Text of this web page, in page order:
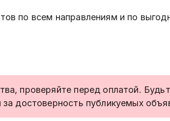
по всем направлениям и по
проверяйте перед оплатой.
за достоверность публикуемых